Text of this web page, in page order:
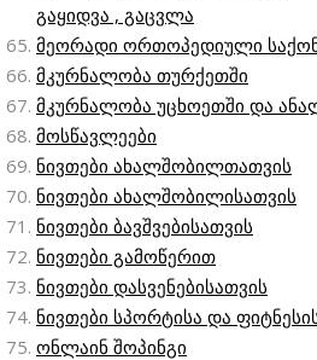
გაყიდვა , გაცვლა
მეორადი ორთოპედიული
მკურნალობა თურქეთში
მკურნალობა უცხოეთში და
მოსწავლეები
ნივთები ახალშობილთათვის
ნივთები ახალშობილისათვის
ნივთები ბავშვებისათვის
ნივთები გამოწერით
ნივთები დასვენებისათვის
ნივთები სპორტისა და
ონლაინ შოპინგი